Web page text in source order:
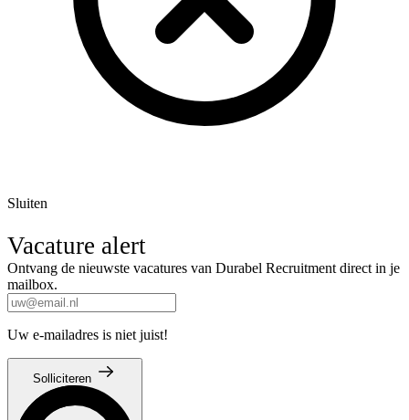
Sluiten
Vacature alert
Ontvang de nieuwste vacatures van Durabel Recruitment direct in je
mailbox.
Uw e-mailadres is niet juist!
Solliciteren